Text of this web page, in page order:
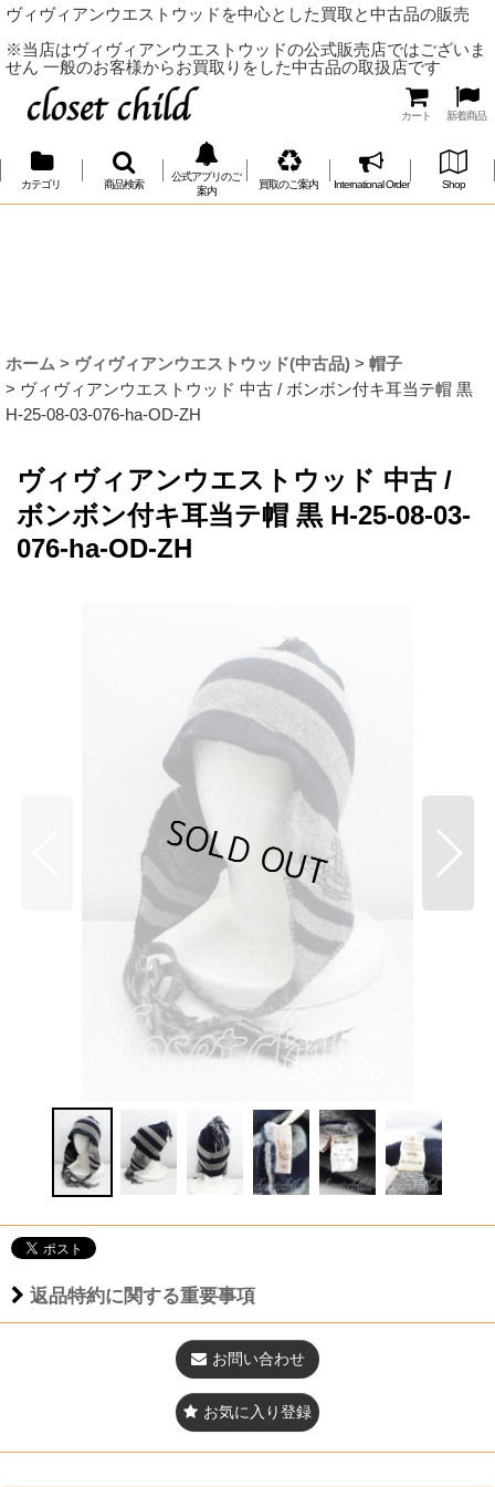
ヴィヴィアンウエストウッドを中心とした買取と中古品の販売
※当店はヴィヴィアンウエストウッドの公式販売店ではございま
せん 一般のお客様からお買取りをした中古品の取扱店です
カート 新着商品
カテゴリ 商品検索
公式アプリのご
案内
買取のご案内 International Order Shop
ホーム > ヴィヴィアンウエストウッド(中古品) > 帽子
> ヴィヴィアンウエストウッド 中古 / ボンボン付キ耳当テ帽 黒
H-25-08-03-076-ha-OD-ZH
ヴィヴィアンウエストウッド 中古 /
ボンボン付キ耳当テ帽 黒 H-25-08-03-
076-ha-OD-ZH
返品特約に関する重要事項
お問い合わせ
お気に入り登録